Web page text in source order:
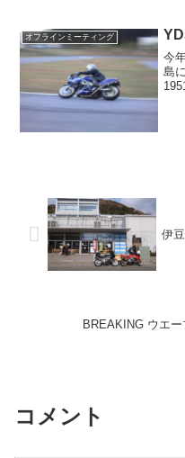
オフラインミーティング
今
島
伊
BREAKING ウエー
コメント